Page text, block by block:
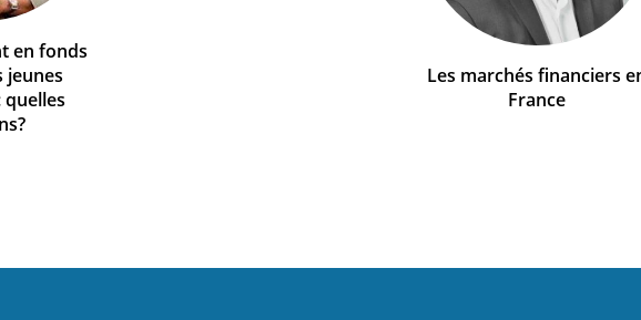
en fonds
jeunes
Les marchés financiers
France